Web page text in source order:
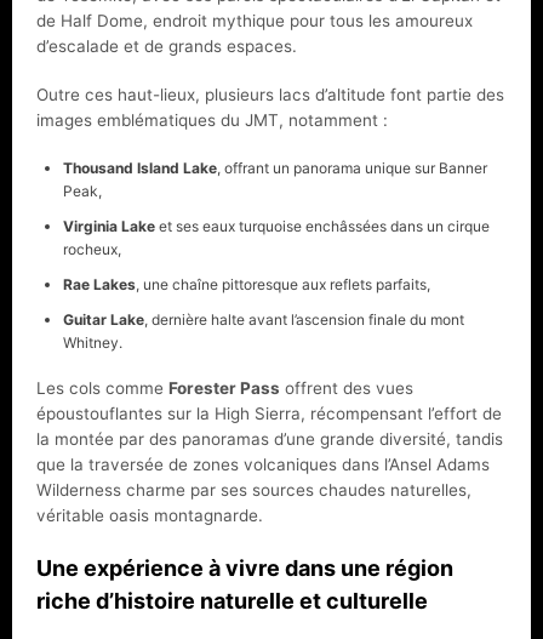
de Half Dome, endroit mythique pour tous les amoureux
d’escalade et de grands espaces.
Outre ces haut-lieux, plusieurs lacs d’altitude font partie des
images emblématiques du JMT, notamment :
Thousand Island Lake, offrant un panorama unique sur Banner
Peak,
Virginia Lake et ses eaux turquoise enchâssées dans un cirque
rocheux,
Rae Lakes, une chaîne pittoresque aux reflets parfaits,
Guitar Lake, dernière halte avant l’ascension finale du mont
Whitney.
Les cols comme Forester Pass offrent des vues
époustouflantes sur la High Sierra, récompensant l’effort de
la montée par des panoramas d’une grande diversité, tandis
que la traversée de zones volcaniques dans l’Ansel Adams
Wilderness charme par ses sources chaudes naturelles,
véritable oasis montagnarde.
Une expérience à vivre dans une région
riche d’histoire naturelle et culturelle